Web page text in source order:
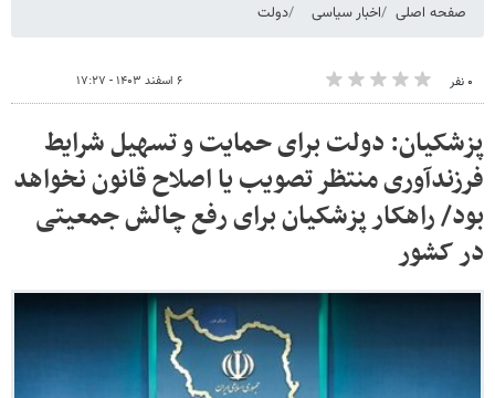
صفحه اصلی اخبار سیاسی دولت
۰ نفر ۶ اسفند ۱۴۰۳ - ۱۷:۲۷
پزشکیان: دولت برای حمایت و تسهیل شرایط
فرزندآوری منتظر تصویب یا اصلاح قانون نخواهد
بود/ راهکار پزشکیان برای رفع چالش جمعیتی
در کشور